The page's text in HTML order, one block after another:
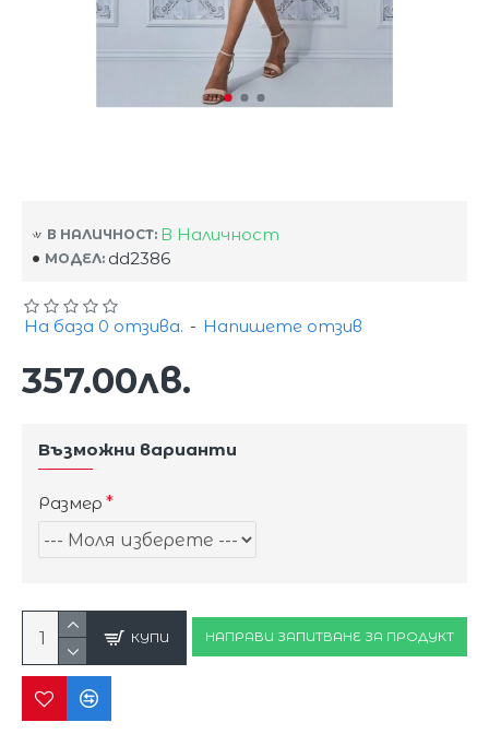
В НАЛИЧНОСТ: В Наличност
МОДЕЛ: dd2386
На база 0 отзива. - Напишете отзив
357.00лв.
Възможни варианти
Размер
КУПИ НАПРАВИ ЗАПИТВАНЕ ЗА ПРОДУКТ